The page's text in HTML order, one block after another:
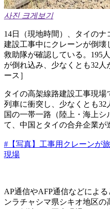
사진 크게보기
14日（現地時間）、タイの
建設工事中にクレーンが倒
救助隊が確認している。195
が倒れ込み、少なくとも32人
ース］
タイの高架線路建設工事現
列車に衝突し、少なくとも
国の一帯一路（陸上・海上
て、中国とタイの合弁企業が
#【写真】工事用クレーンが
現場
AP通信やAFP通信などによ
ンラチャシマ県シキオ地区